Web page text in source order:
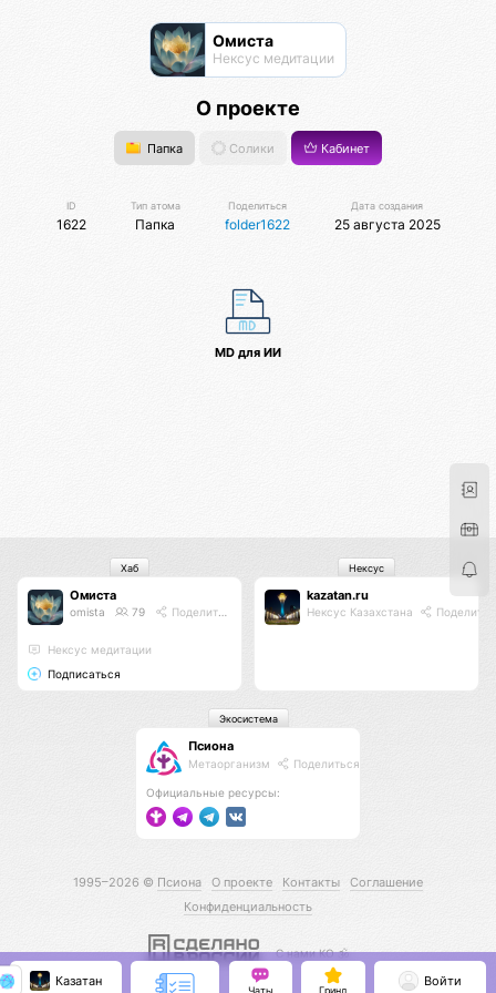
Омиста
Нексус медитации
О проекте
Папка Солики Кабинет
ID
1622
Тип атома
Папка
Поделиться
folder1622
Дата создания
25 августа 2025
MD для ИИ
Омиста
omista 79 Поделиться
Нексус медитации
Подписаться
Хаб
kazatan.ru
Нексус Казахстана
Нексус
Псиона
Метаорганизм Поделиться
Официальные ресурсы:
Экосистема
1995–2026 © Псиона О проекте Контакты
Соглашение
Конфиденциальность
С нами КО 🕉️
Казатан
Чаты Гринд
Войти